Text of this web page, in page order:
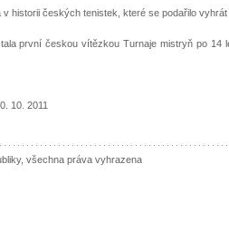
historii českých tenistek, které se podařilo
první českou vítězkou Turnaje mistryň po 14
10. 2011
všechna práva vyhrazena